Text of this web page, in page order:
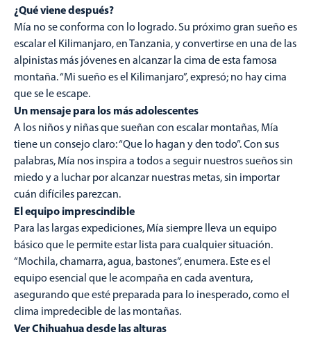
¿Qué viene después?
Mía no se conforma con lo logrado. Su próximo gran sueño es
escalar el Kilimanjaro, en Tanzania, y convertirse en una de las
alpinistas más jóvenes en alcanzar la cima de esta famosa
montaña. “Mi sueño es el Kilimanjaro”, expresó; no hay cima
que se le escape.
Un mensaje para los más adolescentes
A los niños y niñas que sueñan con escalar montañas, Mía
tiene un consejo claro: “Que lo hagan y den todo”. Con sus
palabras, Mía nos inspira a todos a seguir nuestros sueños sin
miedo y a luchar por alcanzar nuestras metas, sin importar
cuán difíciles parezcan.
El equipo imprescindible
Para las largas expediciones, Mía siempre lleva un equipo
básico que le permite estar lista para cualquier situación.
“Mochila, chamarra, agua, bastones”, enumera. Este es el
equipo esencial que le acompaña en cada aventura,
asegurando que esté preparada para lo inesperado, como el
clima impredecible de las montañas.
Ver Chihuahua desde las alturas